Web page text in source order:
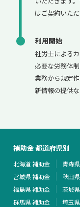
はご契約いただ
利用開始
社労士による
必要な労務体
業務から規定
新情報の提供
補助金 都道府県別
北海道 補助金 青森
宮城県 補助金
秋田
福島県 補助金
茨城
群馬県 補助金
埼玉